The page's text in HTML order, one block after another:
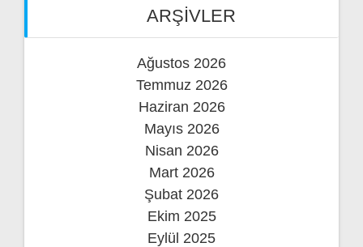
ARŞIVLER
Ağustos 2026
Temmuz 2026
Haziran 2026
Mayıs 2026
Nisan 2026
Mart 2026
Şubat 2026
Ekim 2025
Eylül 2025